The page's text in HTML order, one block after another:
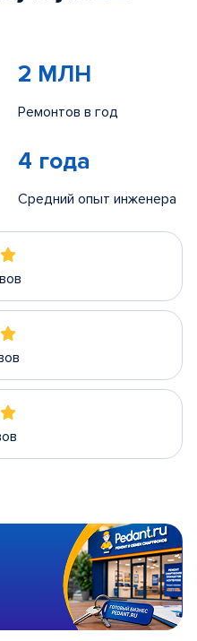
2 МЛН
Ремонтов в год
4 года
Средний опыт инженера